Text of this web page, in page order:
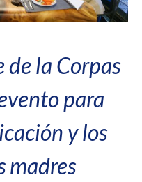
de la Corpas
para
y los
madres